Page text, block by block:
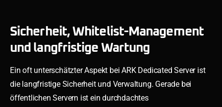
Sicherheit, Whitelist-Management
und langfristige Wartung
Ein oft unterschätzter Aspekt bei ARK Dedicated Server ist
die langfristige Sicherheit und Verwaltung. Gerade bei
öffentlichen Servern ist ein durchdachtes